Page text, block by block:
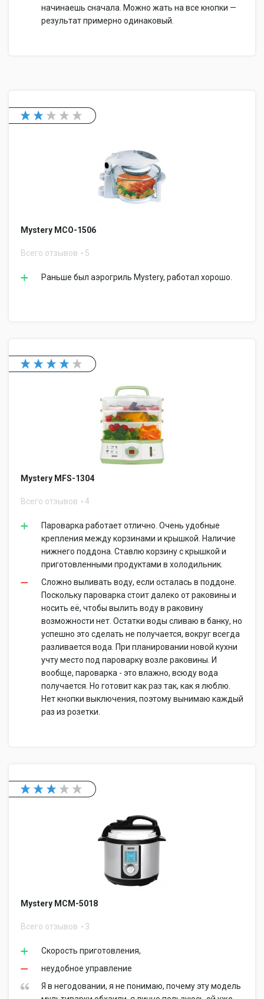
начинаешь сначала. Можно жать на все кнопки —
результат примерно одинаковый.
Mystery MCO-1506
Всего отзывов 5
Раньше был аэрогриль Mystery, работал хорошо.
Mystery MFS-1304
Всего отзывов 4
Пароварка работает отлично. Очень удобные
крепления между корзинами и крышкой. Наличие
нижнего поддона. Ставлю корзину с крышкой и
приготовленными продуктами в холодильник.
Сложно выливать воду, если осталась в поддоне.
Поскольку пароварка стоит далеко от раковины и
носить её, чтобы вылить воду в раковину
возможности нет. Остатки воды сливаю в банку, но
успешно это сделать не получается, вокруг всегда
разливается вода. При планировании новой кухни
учту место под пароварку возле раковины. И
вообще, пароварка - это влажно, всюду вода
получается. Но готовит как раз так, как я люблю.
Нет кнопки выключения, поэтому вынимаю каждый
раз из розетки.
Mystery MCM-5018
Всего отзывов 3
Скорость приготовления,
неудобное управление
Я в негодовании, я не понимаю, почему эту модель